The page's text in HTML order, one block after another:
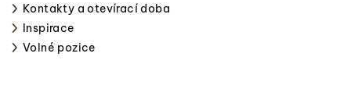
Kontakty a otevírací doba
Inspirace
Volné pozice